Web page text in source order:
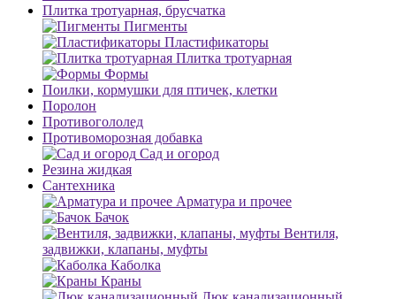
Плитка тротуарная, брусчатка
Пигменты
Пластификаторы
Плитка тротуарная
Формы
Поилки, кормушки для птичек, клетки
Поролон
Противогололед
Противоморозная добавка
Сад и огород
Резина жидкая
Сантехника
Арматура и прочее
Бачок
Вентиля,
задвижки, клапаны, муфты
Каболка
Краны